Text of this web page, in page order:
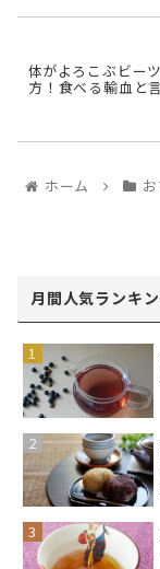
体がよろこぶビー
方！食べる輸血と
ホーム
月間人気ランキ